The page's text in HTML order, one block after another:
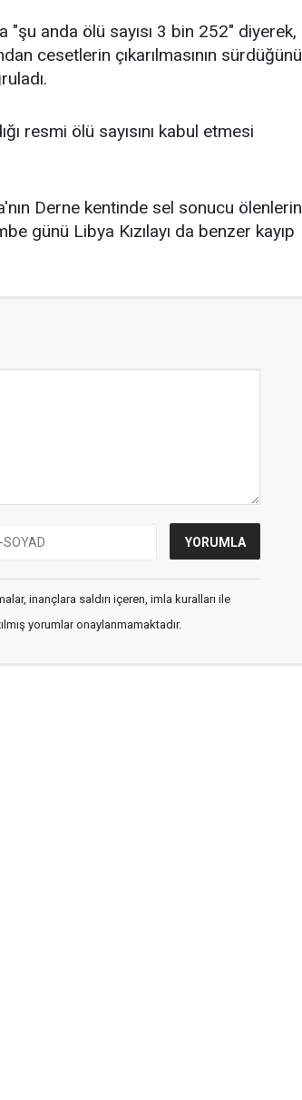
"şu anda ölü sayısı 3 bin 252" diyerek,
cesetlerin çıkarılmasının sürdüğünü
resmi ölü sayısını kabul etmesi
Derne kentinde sel sonucu ölenlerin
günü Libya Kızılayı da benzer kayıp
inançlara saldırı içeren, imla kuralları ile
yorumlar onaylanmamaktadır.